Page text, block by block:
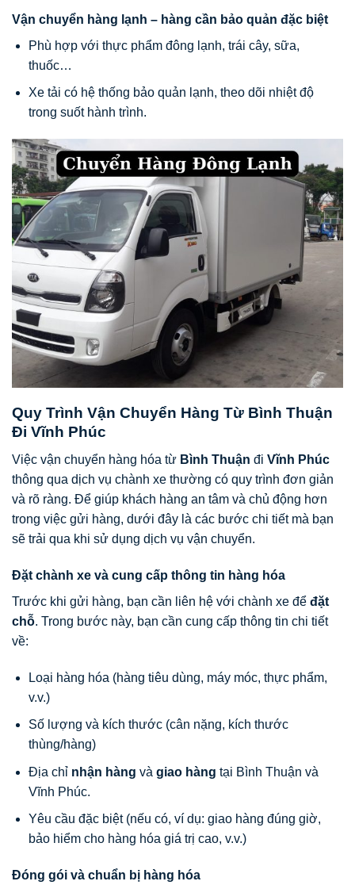
Vận chuyển hàng lạnh – hàng cần bảo quản đặc biệt
Phù hợp với thực phẩm đông lạnh, trái cây, sữa,
thuốc…
Xe tải có hệ thống bảo quản lạnh, theo dõi nhiệt độ
trong suốt hành trình.
Quy Trình Vận Chuyển Hàng Từ Bình Thuận
Đi Vĩnh Phúc
Việc vận chuyển hàng hóa từ Bình Thuận đi Vĩnh Phúc
thông qua dịch vụ chành xe thường có quy trình đơn giản
và rõ ràng. Để giúp khách hàng an tâm và chủ động hơn
trong việc gửi hàng, dưới đây là các bước chi tiết mà bạn
sẽ trải qua khi sử dụng dịch vụ vận chuyển.
Đặt chành xe và cung cấp thông tin hàng hóa
Trước khi gửi hàng, bạn cần liên hệ với chành xe để đặt
chỗ. Trong bước này, bạn cần cung cấp thông tin chi tiết
về:
Loại hàng hóa (hàng tiêu dùng, máy móc, thực phẩm,
v.v.)
Số lượng và kích thước (cân nặng, kích thước
thùng/hàng)
Địa chỉ nhận hàng và giao hàng tại Bình Thuận và
Vĩnh Phúc.
Yêu cầu đặc biệt (nếu có, ví dụ: giao hàng đúng giờ,
bảo hiểm cho hàng hóa giá trị cao, v.v.)
Đóng gói và chuẩn bị hàng hóa